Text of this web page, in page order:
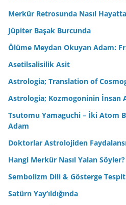
Merkür Retrosunda Nasıl Hayatta
Jüpiter Başak Burcunda
Ölüme Meydan Okuyan Adam:
Asetilsalisilik Asit
Astrologia; Translation of
Astrologia; Kozmogoninin İnsan
Tsutomu Yamaguchi – İki Atom
Adam
Doktorlar Astrolojiden
Hangi Merkür Nasıl Yalan Söyler?
Sembolizm Dili & Gösterge
Satürn Yay’ıldığında